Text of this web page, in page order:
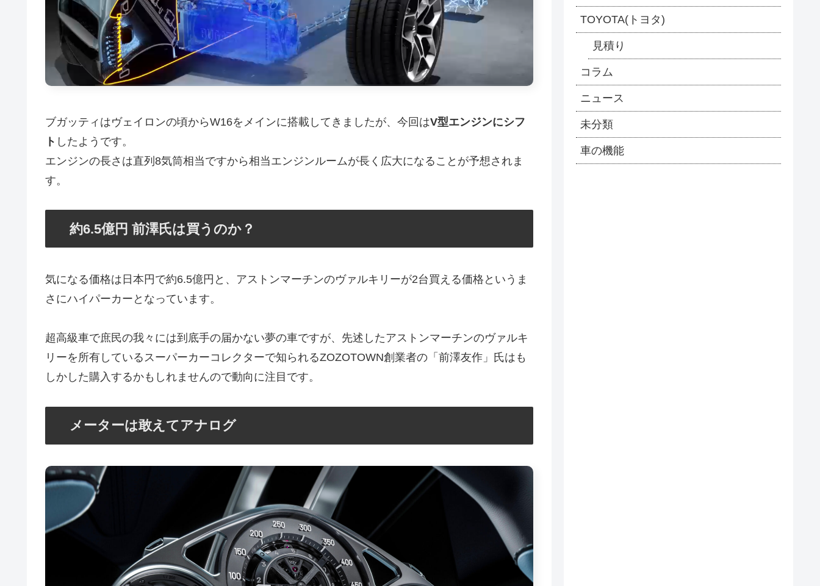
ブガッティはヴェイロンの頃からW16をメインに搭載してきましたが、今回はV型エンジンにシフ
ト したようです。
エンジンの長さは直列8気筒相当ですから相当エンジンルームが長く広大になることが予想されま
す。
約6.5億円 前澤氏は買うのか？
気になる価格は日本円で約6.5億円と、アストンマーチンのヴァルキリーが2台買える価格というま
さにハイパーカーとなっています。
超高級車で庶民の我々には到底手の届かない夢の車ですが、先述したアストンマーチンのヴァルキ
リーを所有しているスーパーカーコレクターで知られるZOZOTOWN創業者の「前澤友作」氏はも
しかした購入するかもしれませんので動向に注目です。
メーターは敢えてアナログ
TOYOTA(トヨタ)
見積り
コラム
ニュース
未分類
車の機能